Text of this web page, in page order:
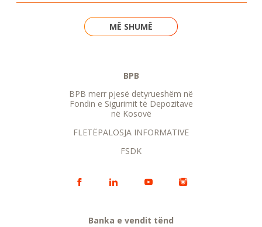
MË SHUMË
BPB
BPB merr pjesë detyrueshëm në
Fondin e Sigurimit të Depozitave
në Kosovë
FLETËPALOSJA INFORMATIVE
FSDK
Banka e vendit tënd